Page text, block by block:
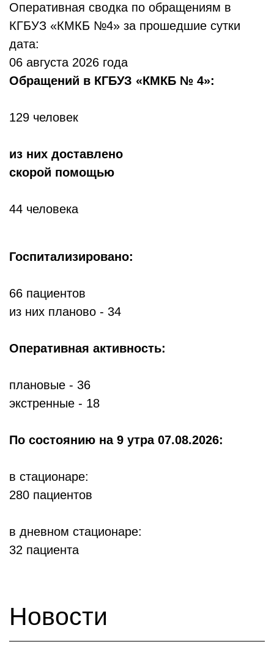
Оперативная сводка по обращениям в
КГБУЗ «КМКБ №4» за прошедшие сутки
дата:
06 августа 2026 года
Обращений в КГБУЗ «КМКБ № 4»:
129 человек
из них доставлено
скорой помощью
44 человека
Госпитализировано:
66 пациентов
из них планово - 34
Оперативная активность:
плановые - 36
экстренные - 18
По состоянию на 9 утра 07.08.2026:
в стационаре:
280 пациентов
в дневном стационаре:
32 пациента
Новости